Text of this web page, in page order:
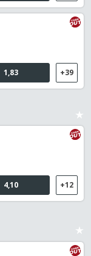
1,83 +39
4,10 +12